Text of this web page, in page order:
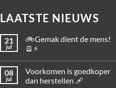
LAATSTE NIEUWS
21
jul
🚲Gemak dient de mens!
🪫⚡
08
jul
Voorkomen is goedkoper
dan herstellen 🩹